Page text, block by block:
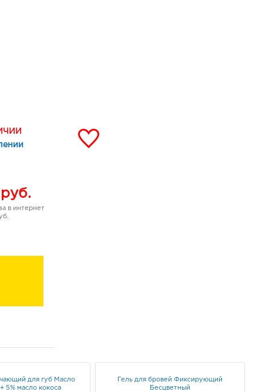
в интернет
для губ Масло
5% масло кокоса
Гель для бровей Фиксирующий
Бесцветный